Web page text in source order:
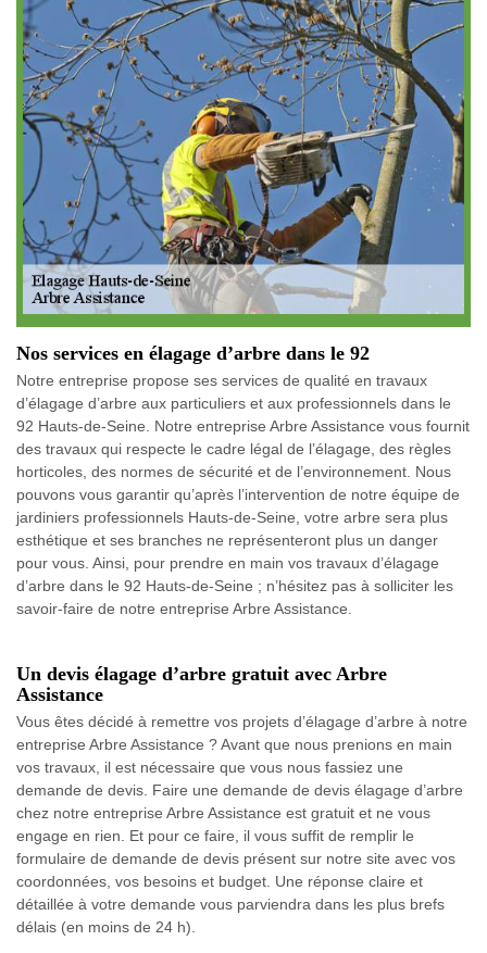
Nos services en élagage d’arbre dans le 92
Notre entreprise propose ses services de qualité en travaux
d’élagage d’arbre aux particuliers et aux professionnels dans le
92 Hauts-de-Seine. Notre entreprise Arbre Assistance vous fournit
des travaux qui respecte le cadre légal de l’élagage, des règles
horticoles, des normes de sécurité et de l’environnement. Nous
pouvons vous garantir qu’après l’intervention de notre équipe de
jardiniers professionnels Hauts-de-Seine, votre arbre sera plus
esthétique et ses branches ne représenteront plus un danger
pour vous. Ainsi, pour prendre en main vos travaux d’élagage
d’arbre dans le 92 Hauts-de-Seine ; n’hésitez pas à solliciter les
savoir-faire de notre entreprise Arbre Assistance.
Un devis élagage d’arbre gratuit avec Arbre
Assistance
Vous êtes décidé à remettre vos projets d’élagage d’arbre à notre
entreprise Arbre Assistance ? Avant que nous prenions en main
vos travaux, il est nécessaire que vous nous fassiez une
demande de devis. Faire une demande de devis élagage d’arbre
chez notre entreprise Arbre Assistance est gratuit et ne vous
engage en rien. Et pour ce faire, il vous suffit de remplir le
formulaire de demande de devis présent sur notre site avec vos
coordonnées, vos besoins et budget. Une réponse claire et
détaillée à votre demande vous parviendra dans les plus brefs
délais (en moins de 24 h).